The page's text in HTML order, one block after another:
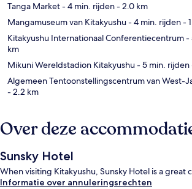
Tanga Market- 4 min. rijden- 2.0 km
Mangamuseum van Kitakyushu- 4 min. rijden-
Kitakyushu Internationaal Conferentiecentrum-
km
Mikuni Wereldstadion Kitakyushu- 5 min. rijden
Algemeen Tentoonstellingscentrum van West-
- 2.2 km
Over deze
Sunsky Hotel
When visiting Kitakyushu, Sunsky Hotel is a great
Informatie over annuleringsrechten